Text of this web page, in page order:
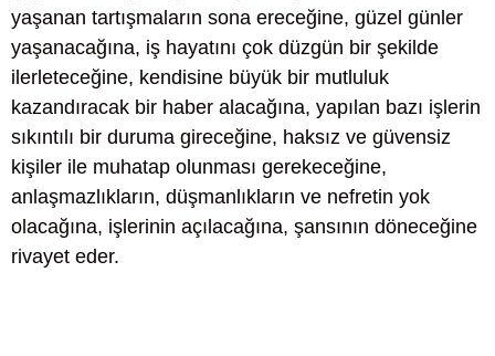
yaşanan tartışmaların sona ereceğine, güzel günler
yaşanacağına, iş hayatını çok düzgün bir şekilde
ilerleteceğine, kendisine büyük bir mutluluk
kazandıracak bir haber alacağına, yapılan bazı işlerin
sıkıntılı bir duruma gireceğine, haksız ve güvensiz
kişiler ile muhatap olunması gerekeceğine,
anlaşmazlıkların, düşmanlıkların ve nefretin yok
olacağına, işlerinin açılacağına, şansının döneceğine
rivayet eder.